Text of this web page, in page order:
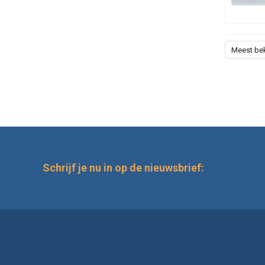
Meest
Schrijf je nu in op de nieuwsbrief: